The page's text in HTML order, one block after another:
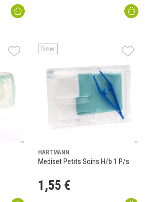
New
HARTMANN
Mediset Petits Soins H/b 1 P/s
1 ,55 €